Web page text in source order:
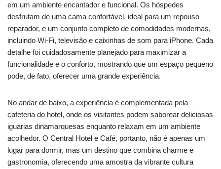
em um ambiente encantador e funcional. Os hóspedes
desfrutam de uma cama confortável, ideal para um repouso
reparador, e um conjunto completo de comodidades modernas,
incluindo Wi-Fi, televisão e caixinhas de som para iPhone. Cada
detalhe foi cuidadosamente planejado para maximizar a
funcionalidade e o conforto, mostrando que um espaço pequeno
pode, de fato, oferecer uma grande experiência.
No andar de baixo, a experiência é complementada pela
cafeteria do hotel, onde os visitantes podem saborear deliciosas
iguarias dinamarquesas enquanto relaxam em um ambiente
acolhedor. O Central Hotel e Café, portanto, não é apenas um
lugar para dormir, mas um destino que combina charme e
gastronomia, oferecendo uma amostra da vibrante cultura